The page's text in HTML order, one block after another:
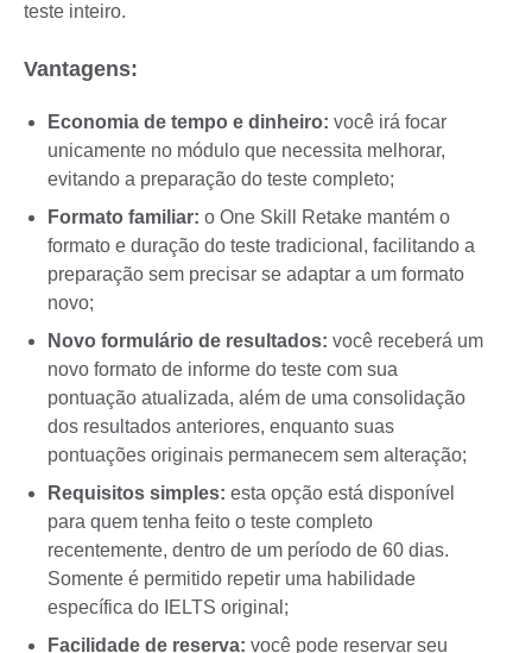
teste inteiro.
Vantagens:
Economia de tempo e dinheiro: você irá focar
unicamente no módulo que necessita melhorar,
evitando a preparação do teste completo;
Formato familiar: o One Skill Retake mantém o
formato e duração do teste tradicional, facilitando a
preparação sem precisar se adaptar a um formato
novo;
Novo formulário de resultados: você receberá um
novo formato de informe do teste com sua
pontuação atualizada, além de uma consolidação
dos resultados anteriores, enquanto suas
pontuações originais permanecem sem alteração;
Requisitos simples: esta opção está disponível
para quem tenha feito o teste completo
recentemente, dentro de um período de 60 dias.
Somente é permitido repetir uma habilidade
específica do IELTS original;
Facilidade de reserva: você pode reservar seu